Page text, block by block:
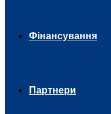
Фінансування
Партнери